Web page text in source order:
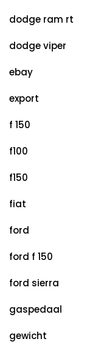
dodge ram rt
dodge viper
ebay
export
f 150
f100
f150
fiat
ford
ford f 150
ford sierra
gaspedaal
gewicht